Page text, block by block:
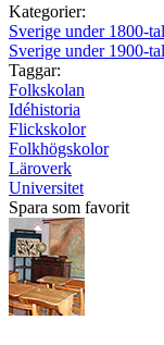
Kategorier:
Sverige under 1800-
Sverige under 1900-
Taggar:
Folkskolan
Idéhistoria
Flickskolor
Folkhögskolor
Läroverk
Universitet
Spara som favorit